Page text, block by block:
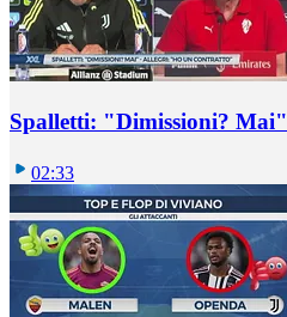
Spalletti: "Dimissioni? Mai"
02:33